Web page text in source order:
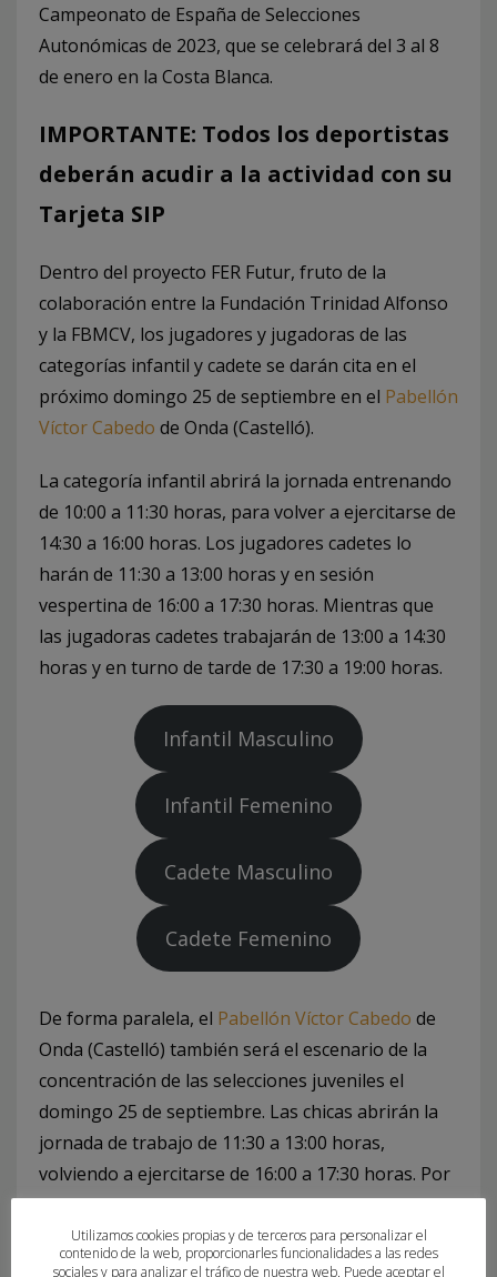
Campeonato de España de Selecciones
Autonómicas de 2023, que se celebrará del 3 al 8
de enero en la Costa Blanca.
IMPORTANTE: Todos los deportistas
deberán acudir a la actividad con su
Tarjeta SIP
Dentro del proyecto FER Futur, fruto de la
colaboración entre la Fundación Trinidad Alfonso
y la FBMCV, los jugadores y jugadoras de las
categorías infantil y cadete se darán cita en el
próximo domingo 25 de septiembre en el Pabellón
Víctor Cabedo de Onda (Castelló).
La categoría infantil abrirá la jornada entrenando
de 10:00 a 11:30 horas, para volver a ejercitarse de
14:30 a 16:00 horas. Los jugadores cadetes lo
harán de 11:30 a 13:00 horas y en sesión
vespertina de 16:00 a 17:30 horas. Mientras que
las jugadoras cadetes trabajarán de 13:00 a 14:30
horas y en turno de tarde de 17:30 a 19:00 horas.
Infantil Masculino
Infantil Femenino
Cadete Masculino
Cadete Femenino
De forma paralela, el Pabellón Víctor Cabedo de
Onda (Castelló) también será el escenario de la
concentración de las selecciones juveniles el
domingo 25 de septiembre. Las chicas abrirán la
jornada de trabajo de 11:30 a 13:00 horas,
volviendo a ejercitarse de 16:00 a 17:30 horas. Por
su parte los chicos lo harán de 13:00 a 14:30
horas, entrenando también de 17:30 a 19:00
horas.
Utilizamos cookies propias y de terceros para personalizar el
contenido de la web, proporcionarles funcionalidades a las redes
sociales y para analizar el tráfico de nuestra web. Puede aceptar el